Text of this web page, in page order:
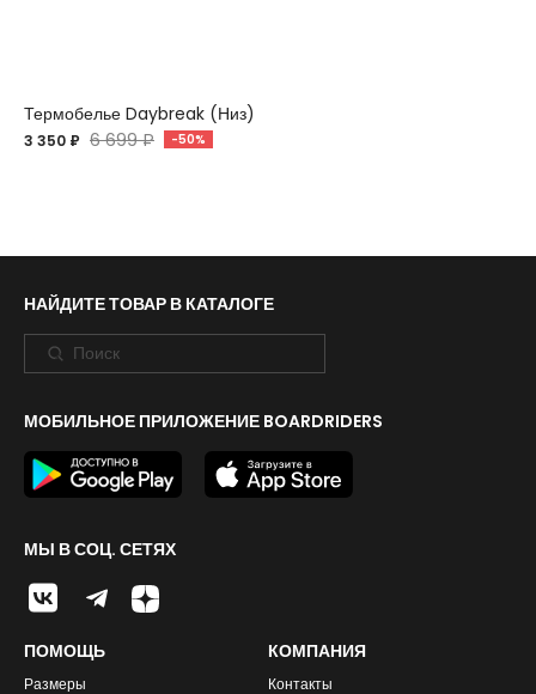
Термобелье Daybreak (Низ)
3 350 ₽ 6 699 ₽ -50%
НАЙДИТЕ ТОВАР В КАТАЛОГЕ
МОБИЛЬНОЕ ПРИЛОЖЕНИЕ BOARDRIDERS
МЫ В СОЦ. СЕТЯХ
ПОМОЩЬ
Размеры
КОМПАНИЯ
Контакты